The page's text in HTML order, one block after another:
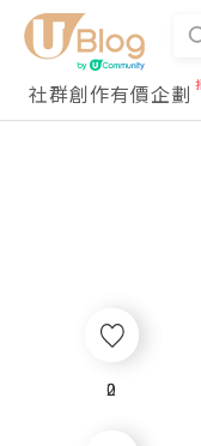
社群創作有價企劃
2
0